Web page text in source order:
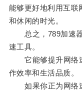
能够更好地利用互联
和休闲的时光。
总之，789加速器
速工具。
它能够提升网络速
作效率和生活品质。
如果你正为网络速